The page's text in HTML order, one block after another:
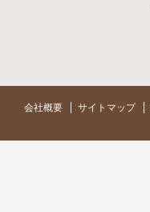
会社概要 サイトマップ